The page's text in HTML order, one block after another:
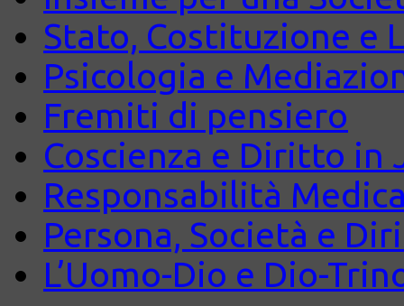
Stato, Costituzione e
Psicologia e
Fremiti di pensiero
Coscienza e Diritto in
Responsabilità
Persona, Società e
L’Uomo-Dio e Dio-